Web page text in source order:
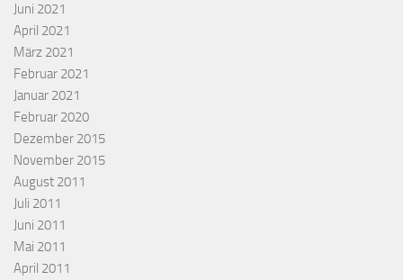
Juni 2021
April 2021
März 2021
Februar 2021
Januar 2021
Februar 2020
Dezember 2015
November 2015
August 2011
Juli 2011
Juni 2011
Mai 2011
April 2011